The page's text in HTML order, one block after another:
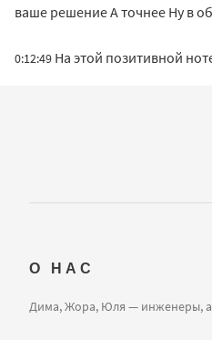
ваше решение А точнее Ну в
0:12:49 На этой позитивной
О НАС
Дима, Жора, Юля — инженеры,